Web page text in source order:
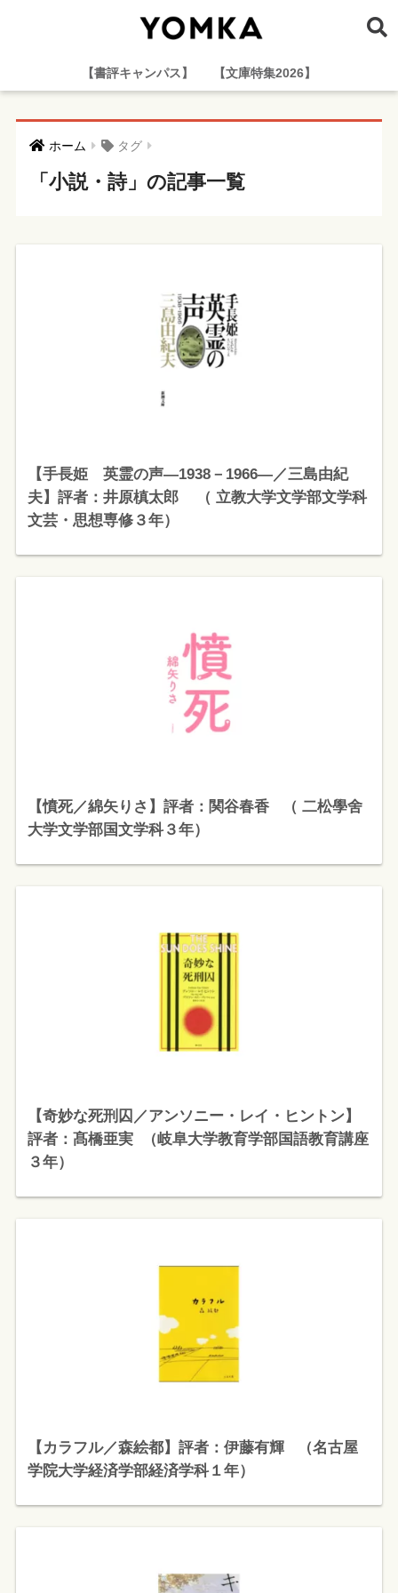
【書評キャンパス】 【文庫特集2026】
ホーム タグ
「小説・詩」の記事一覧
【手長姫 英霊の声―1938－1966―／三島由紀
夫】評者：井原槙太郎 （ 立教大学文学部文学科
文芸・思想専修３年）
【憤死／綿矢りさ】評者：関谷春香 （ 二松學舍
大学文学部国文学科３年）
【奇妙な死刑囚／アンソニー・レイ・ヒントン】
評者：髙橋亜実 （岐阜大学教育学部国語教育講座
３年）
【カラフル／森絵都】評者：伊藤有輝 （名古屋
学院大学経済学部経済学科１年）